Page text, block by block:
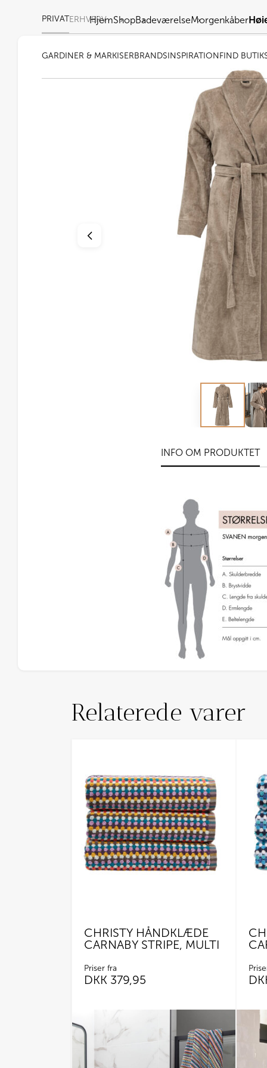
PRIVATERHVERV
GARDINER & MARKISER BRANDS INSPIRATION FIND BUTIK
HjemShopBadeværelseMorgenkåber
INFO OM PRODUKTET
Relaterede varer
CHRISTY HÅNDKLÆDE
CARNABY STRIPE, MULTI
Priser fra
DKK 379,95
vare
har
flere